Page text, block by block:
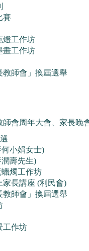
賽
燈工作坊
畫工作坊
教師會」換屆選舉
會周年大會、家長晚
小娟女士)
壽先生)
燭工作坊
家長講座 (利民會)
教師會」換屆選舉
工作坊